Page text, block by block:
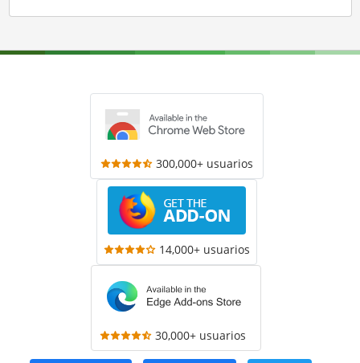
300,000+ usuarios
14,000+ usuarios
30,000+ usuarios